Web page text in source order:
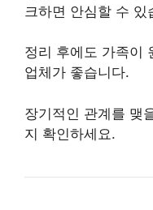
크하면 안심할 수 있
정리 후에도 가족이
업체가 좋습니다.
장기적인 관계를 맺
지 확인하세요.